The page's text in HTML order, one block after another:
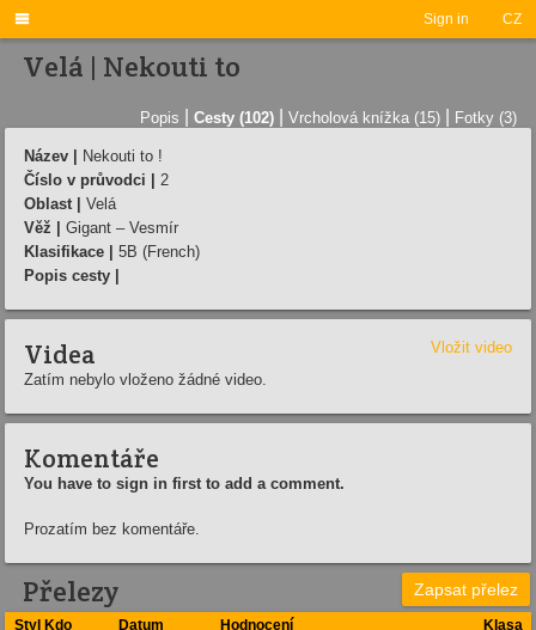
Sign in CZ

Velá | Nekouti to
Popis Cesty (102) Vrcholová knížka (15) Fotky (3)
Název |
Nekouti to !
Číslo v průvodci |
2
Oblast |
Velá
Věž |
Gigant – Vesmír
Klasifikace |
5B (French)
Popis cesty |
Videa
Vložit video
Zatím nebylo vloženo žádné video.
Komentáře
You have to sign in first to add a comment.
Prozatím bez komentáře.
Přelezy Zapsat přelez
Styl Kdo Datum Hodnocení Klasa